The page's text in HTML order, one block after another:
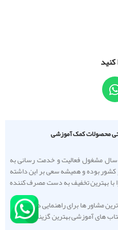
مجموعه ما با سابقه ای نزدیک به ۲۵ سال مشغول فعالیت و خدمت رسانی به
بوده و همیشه سعی بر این داشته
با بهترین تخفیف به دست مصرف کننده
ترین مشاور ها برای راهنمایی دانش آموزا
های آموزشی بهترین گزینه را به شما